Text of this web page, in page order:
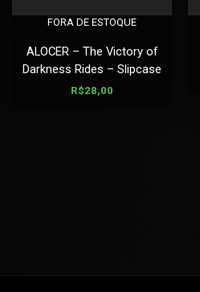
FORA DE ESTOQUE
ALOCER – The Victory of
Darkness Rides – Slipcase
R$28,00